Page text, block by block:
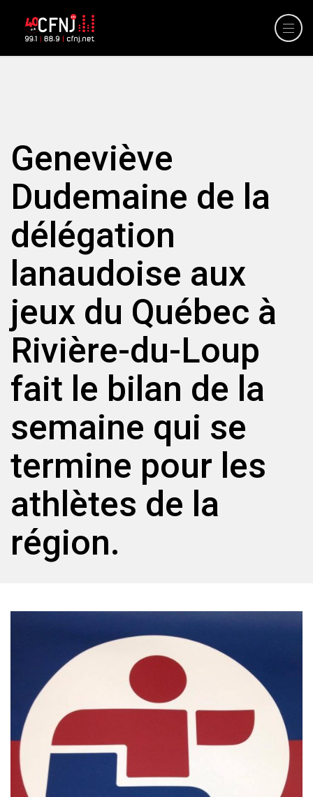
Geneviève
Dudemaine de la
délégation
lanaudoise aux
jeux du Québec à
Rivière-du-Loup
fait le bilan de la
semaine qui se
termine pour les
athlètes de la
région.